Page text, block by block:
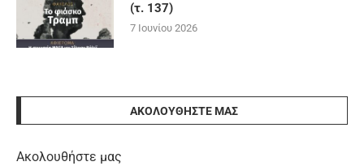
(τ. 137)
7 Ιουνίου 2026
ΑΚΟΛΟΥΘΉΣΤΕ ΜΑΣ
Ακολουθήστε μας